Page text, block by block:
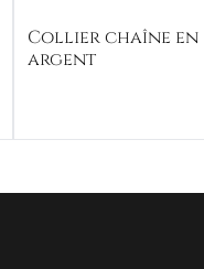
Collier chaîne en
argent